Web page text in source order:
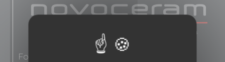
Fondée en 1863, Novoceram interprète les